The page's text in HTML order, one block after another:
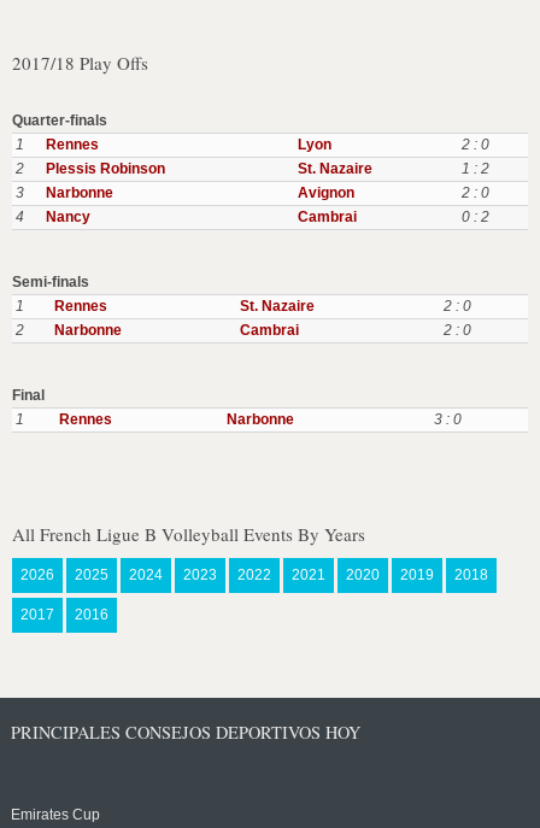
2017/18 Play Offs
Quarter-finals
1
Rennes Lyon
2 : 0
2
Plessis Robinson St. Nazaire
1 : 2
3
Narbonne Avignon
2 : 0
4
Nancy Cambrai 0 : 2
Semi-finals
1
Rennes St. Nazaire
2 : 0
2
Narbonne Cambrai 2 : 0
Final
1
Rennes Narbonne 3 : 0
All French Ligue B Volleyball Events By Years
2026 2025 2024 2023 2022 2021 2020 2019 2018
2017 2016
PRINCIPALES CONSEJOS DEPORTIVOS HOY
Emirates Cup